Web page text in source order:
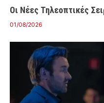
Οι Νέες Τηλεοπτικές
01/08/2026